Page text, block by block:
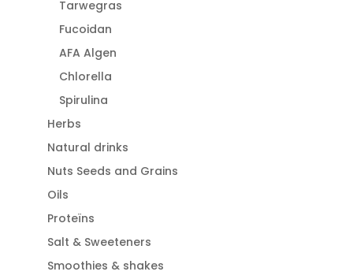
Tarwegras
Fucoidan
AFA Algen
Chlorella
Spirulina
Herbs
Natural drinks
Nuts Seeds and Grains
Oils
Proteïns
Salt & Sweeteners
Smoothies & shakes